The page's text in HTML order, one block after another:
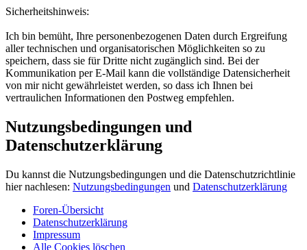
Sicherheitshinweis:
Ich bin bemüht, Ihre personenbezogenen Daten durch Ergreifung
aller technischen und organisatorischen Möglichkeiten so zu
speichern, dass sie für Dritte nicht zugänglich sind. Bei der
Kommunikation per E-Mail kann die vollständige Datensicherheit
von mir nicht gewährleistet werden, so dass ich Ihnen bei
vertraulichen Informationen den Postweg empfehlen.
Nutzungsbedingungen und
Datenschutzerklärung
Du kannst die Nutzungsbedingungen und die Datenschutzrichtlinie
hier nachlesen: Nutzungsbedingungen und Datenschutzerklärung
Foren-Übersicht
Datenschutzerklärung
Impressum
Alle Cookies löschen